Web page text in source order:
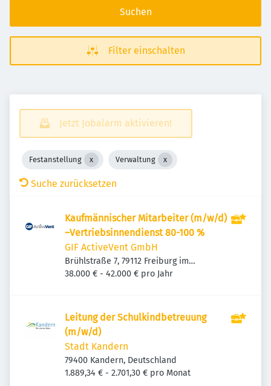
Suchen
Filter einschalten
Jetzt Jobalarm aktivieren!
Festanstellung Verwaltung
Suche zurücksetzen
Kaufmännischer Mitarbeiter (m/w/d)
–Vertriebsinnendienst 80-100 %
GIF ActiveVent GmbH
Brühlstraße 7, 79112 Freiburg im
Breisgau, Deutschland
38.000 € - 42.000 € pro Jahr
Leitung der Schulkindbetreuung
(m/w/d)
Stadt Kandern
79400 Kandern, Deutschland
1.889,34 € - 2.701,30 € pro Monat